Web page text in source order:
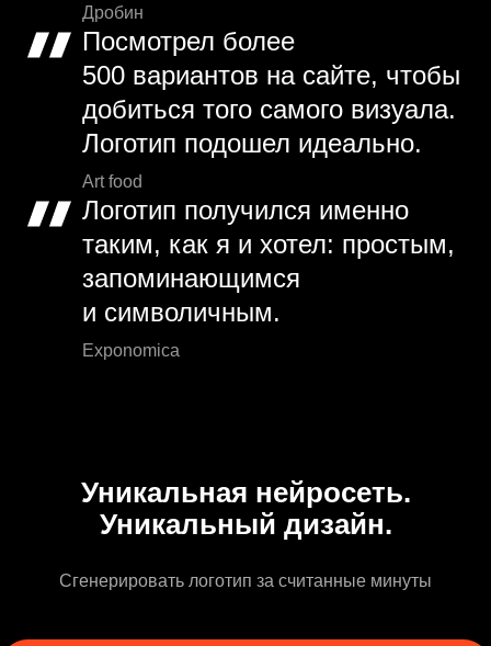
Дробин
Посмотрел более
500 вариантов на сайте, чтобы
добиться того самого визуала.
Логотип подошел идеально.
Art food
Логотип получился именно
таким, как я и хотел: простым,
запоминающимся
и символичным.
Exponomica
Уникальная нейросеть.
Уникальный дизайн.
Сгенерировать логотип за считанные минуты